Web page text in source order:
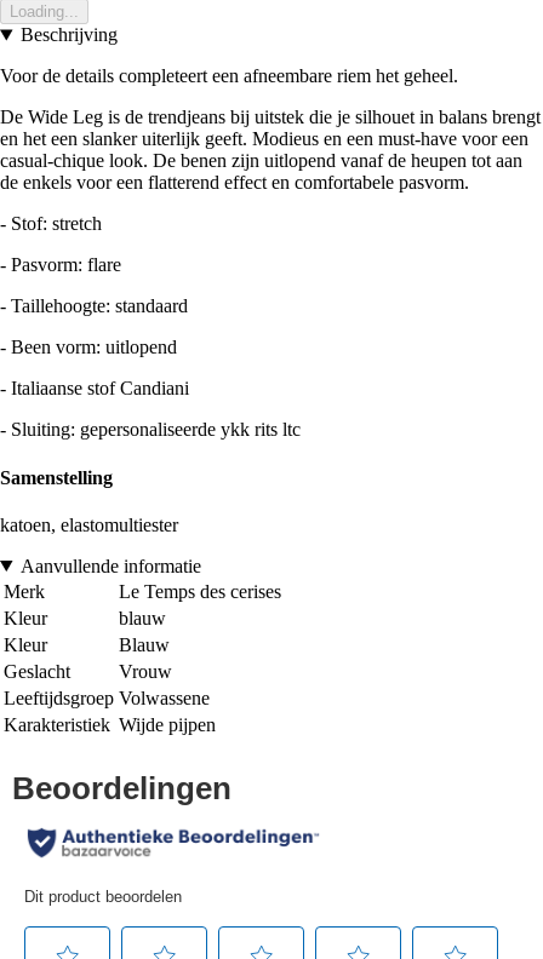
Loading...
Beschrijving
Voor de details completeert een afneembare riem het geheel.
De Wide Leg is de trendjeans bij uitstek die je silhouet in balans brengt
en het een slanker uiterlijk geeft. Modieus en een must-have voor een
casual-chique look. De benen zijn uitlopend vanaf de heupen tot aan
de enkels voor een flatterend effect en comfortabele pasvorm.
- Stof: stretch
- Pasvorm: flare
- Taillehoogte: standaard
- Been vorm: uitlopend
- Italiaanse stof Candiani
- Sluiting: gepersonaliseerde ykk rits ltc
Samenstelling
katoen, elastomultiester
Aanvullende informatie
Merk
Le Temps des cerises
Kleur
blauw
Kleur
Blauw
Geslacht
Vrouw
Leeftijdsgroep Volwassene
Karakteristiek Wijde pijpen